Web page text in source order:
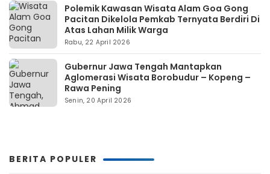
Polemik Kawasan Wisata Alam Goa Gong
Pacitan Dikelola Pemkab Ternyata Berdiri Di
Atas Lahan Milik Warga
Rabu, 22 April 2026
Gubernur Jawa Tengah Mantapkan
Aglomerasi Wisata Borobudur – Kopeng –
Rawa Pening
Senin, 20 April 2026
BERITA POPULER